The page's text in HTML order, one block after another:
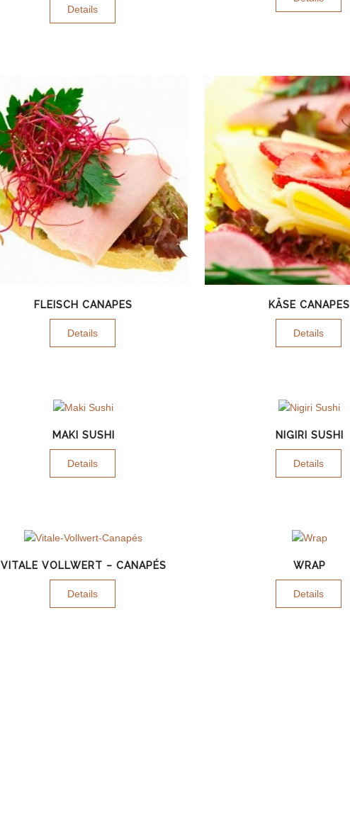
Details
FLEISCH CANAPES
Details
KÄSE CANAPES
Details
MAKI SUSHI
Details
NIGIRI SUSHI
Details
VITALE VOLLWERT – CANAPÉS
Details
WRAP
Details